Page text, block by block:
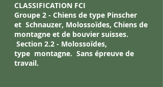
CLASSIFICATION FCI
Groupe 2 - Chiens de type Pinscher
et Schnauzer, Molossoïdes, Chiens de
montagne et de bouvier suisses.
Section 2.2 - Molossoïdes,
type montagne. Sans épreuve de
travail.